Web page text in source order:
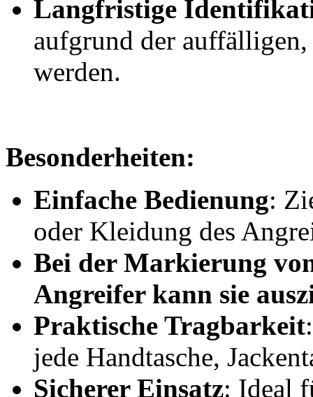
Langfristige
aufgrund der
werden.
Besonderheiten:
Einfache Bedienung:
oder Kleidung des
Bei der Markierung
Angreifer kann sie
Praktische Tragbarkeit
jede Handtasche,
Sicherer Einsatz: Ideal